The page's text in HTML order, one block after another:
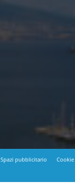
Spazi pubblicitario